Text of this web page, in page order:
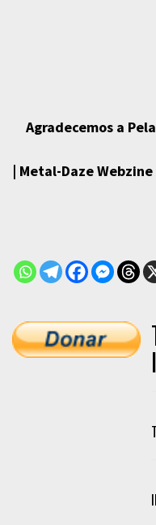
Agradecemos a
| Metal-Daze